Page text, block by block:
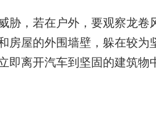
，若在户外，要观察龙卷
房屋的外围墙壁，躲在较
即离开汽车到坚固的建筑